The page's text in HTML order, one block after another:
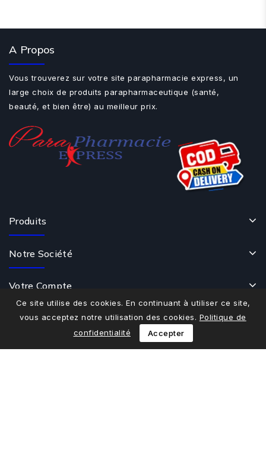
A Propos
Vous trouverez sur votre site parapharmacie express, un
large choix de produits parapharmaceutique (santé,
beauté, et bien être) au meilleur prix.
Produits
Notre Société
Votre Compte
Contactez-Nous
Ce site utilise des cookies. En continuant à utiliser ce site,
vous acceptez notre utilisation des cookies. Politique de
confidentialité
Accepter